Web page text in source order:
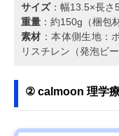
サイズ：幅13.5×長さ
重量 ：約150g（梱包
素材 ：本体側生地：
リスチレン（発泡ビ
② calmoon 理学